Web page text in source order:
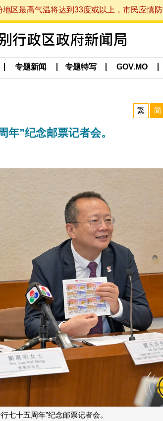
区最高气温将达到33度或以上，市民应慎
专题新闻 专题特写 GOV.MO
繁 简
”纪念邮票记者会。
七十五周年”纪念邮票记者会。